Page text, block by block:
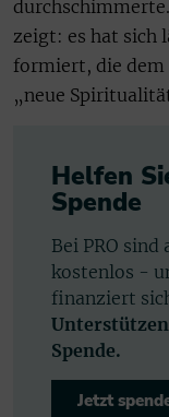
zeigt: es hat sich
formiert, die
„neue
Helfen
Spende
Bei PRO
kostenlos -
finanziert
Spende.
Jetzt